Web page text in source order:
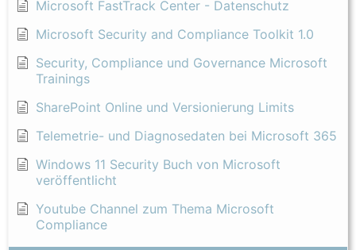
Microsoft FastTrack Center - Datenschutz
Microsoft Security and Compliance Toolkit 1.0
Security, Compliance und Governance Microsoft
Trainings
SharePoint Online und Versionierung Limits
Telemetrie- und Diagnosedaten bei Microsoft 365
Windows 11 Security Buch von Microsoft
veröffentlicht
Youtube Channel zum Thema Microsoft
Compliance